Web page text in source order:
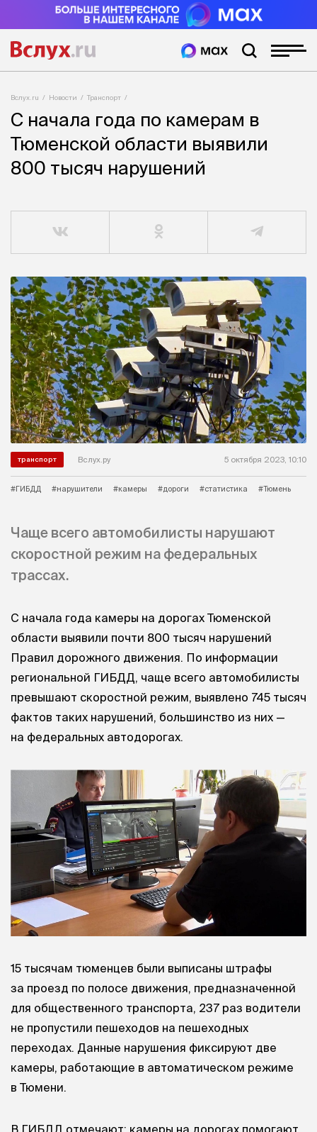
Вслух.ru Новости Транспорт
С начала года по камерам в
Тюменской области выявили
800 тысяч нарушений
транспорт Вслух.ру 5 октября 2023, 10:10
#ГИБДД #нарушители #камеры #дороги #статистика #Тюмень
Чаще всего автомобилисты нарушают
скоростной режим на федеральных
трассах.
С начала года камеры на дорогах Тюменской
области выявили почти 800 тысяч нарушений
Правил дорожного движения. По информации
региональной ГИБДД, чаще всего автомобилисты
превышают скоростной режим, выявлено 745 тысяч
фактов таких нарушений, большинство из них —
на федеральных автодорогах.
15 тысячам тюменцев были выписаны штрафы
за проезд по полосе движения, предназначенной
для общественного транспорта, 237 раз водители
не пропустили пешеходов на пешеходных
переходах. Данные нарушения фиксируют две
камеры, работающие в автоматическом режиме
в Тюмени.
В ГИБДД отмечают: камеры на дорогах помогают